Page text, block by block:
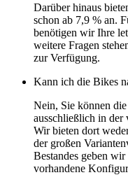
Darüber hinaus
schon ab 7,9 % an.
benötigen wir Ihre
weitere Fragen
zur Verfügung.
Kann ich die Bikes
Nein, Sie können
ausschließlich in der
Wir bieten dort
der großen
Bestandes geben
vorhandene